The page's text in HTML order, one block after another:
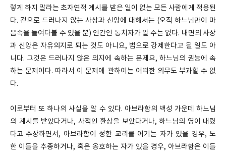
렇게 하지 말라는 초자연적 계시를 받은 일이 없는 모든 사람에게 적용된
다. 겉으로 드러나지 않는 사상과 신앙에 대해서는 (오직 하느님만이 마
음속을 들여다볼 수 있을 뿐) 인간인 통치자가 알 수는 없다. 내면의 사상
과 신앙은 자유의지로 되는 것도 아니요, 법으로 강제한다고 될 일도 아
니다. 그것은 드러나지 않은 의지에 속하는 문제요, 하느님의 권능에 속
하는 문제이다. 따라서 이 문제에 관하여는 어떠한 의무도 부과할 수 없
다.
이로부터 또 하나의 사실을 알 수 있다. 아브라함의 백성 가운데 하느님
의 계시를 받았다거나, 사적인 환상을 보았다거나, 하느님의 영이 내렸
다고 주장하면서, 아브라함이 정한 교리를 어기는 자가 있을 경우, 도
한 이들을 추종하거나, 혹은 옹호하는 자가 있을 경우, 아브라함은 이들